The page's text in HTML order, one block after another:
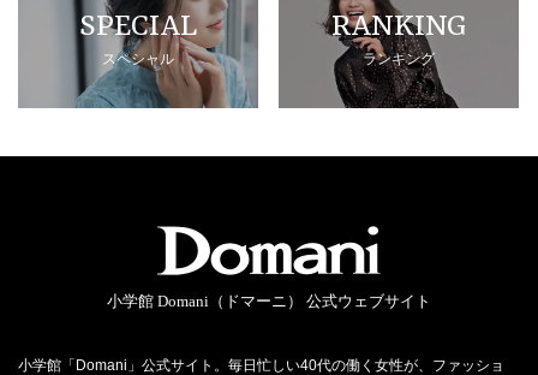
SPECIAL
スペシャル
RANKING
ランキング
小学館 Domani（ドマーニ） 公式ウェブサイト
小学館「Domani」公式サイト。毎日忙しい40代の働く女性が、ファッショ